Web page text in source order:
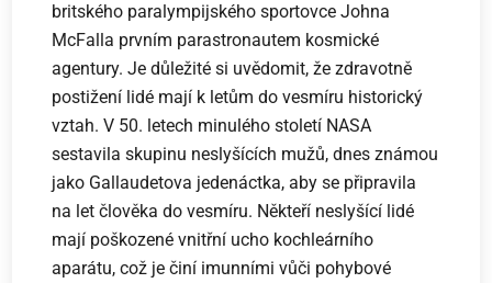
britského paralympijského sportovce Johna
McFalla prvním parastronautem kosmické
agentury. Je důležité si uvědomit, že zdravotně
postižení lidé mají k letům do vesmíru historický
vztah. V 50. letech minulého století NASA
sestavila skupinu neslyšících mužů, dnes známou
jako Gallaudetova jedenáctka, aby se připravila
na let člověka do vesmíru. Někteří neslyšící lidé
mají poškozené vnitřní ucho kochleárního
aparátu, což je činí imunními vůči pohybové